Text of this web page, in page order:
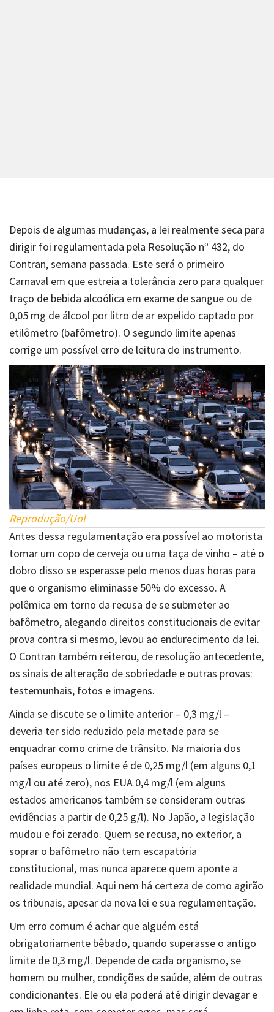
Depois de algumas mudanças, a lei realmente seca para
dirigir foi regulamentada pela Resolução nº 432, do
Contran, semana passada. Este será o primeiro
Carnaval em que estreia a tolerância zero para qualquer
traço de bebida alcoólica em exame de sangue ou de
0,05 mg de álcool por litro de ar expelido captado por
etilômetro (bafômetro). O segundo limite apenas
corrige um possível erro de leitura do instrumento.
Reprodução/Uol
Antes dessa regulamentação era possível ao motorista
tomar um copo de cerveja ou uma taça de vinho – até o
dobro disso se esperasse pelo menos duas horas para
que o organismo eliminasse 50% do excesso. A
polêmica em torno da recusa de se submeter ao
bafômetro, alegando direitos constitucionais de evitar
prova contra si mesmo, levou ao endurecimento da lei.
O Contran também reiterou, de resolução antecedente,
os sinais de alteração de sobriedade e outras provas:
testemunhais, fotos e imagens.
Ainda se discute se o limite anterior – 0,3 mg/l –
deveria ter sido reduzido pela metade para se
enquadrar como crime de trânsito. Na maioria dos
países europeus o limite é de 0,25 mg/l (em alguns 0,1
mg/l ou até zero), nos EUA 0,4 mg/l (em alguns
estados americanos também se consideram outras
evidências a partir de 0,25 g/l). No Japão, a legislação
mudou e foi zerado. Quem se recusa, no exterior, a
soprar o bafômetro não tem escapatória
constitucional, mas nunca aparece quem aponte a
realidade mundial. Aqui nem há certeza de como agirão
os tribunais, apesar da nova lei e sua regulamentação.
Um erro comum é achar que alguém está
obrigatoriamente bêbado, quando superasse o antigo
limite de 0,3 mg/l. Depende de cada organismo, se
homem ou mulher, condições de saúde, além de outras
condicionantes. Ele ou ela poderá até dirigir devagar e